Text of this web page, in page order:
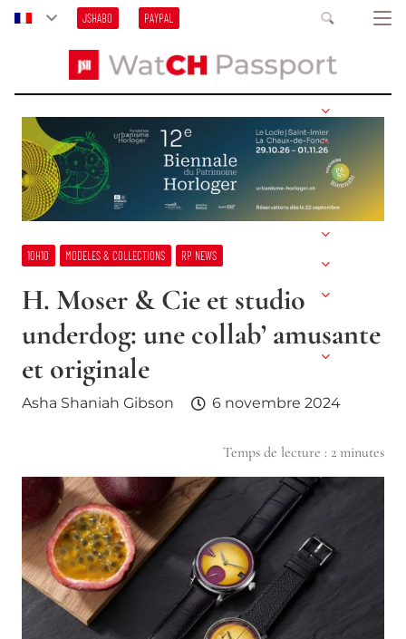
JSHABO PAYPAL
10H10 MODELES & COLLECTIONS RP NEWS
H. Moser & Cie et studio
underdog: une collab’ amusante
et originale
Asha Shaniah Gibson 6 novembre 2024
Temps de lecture : 2 minutes